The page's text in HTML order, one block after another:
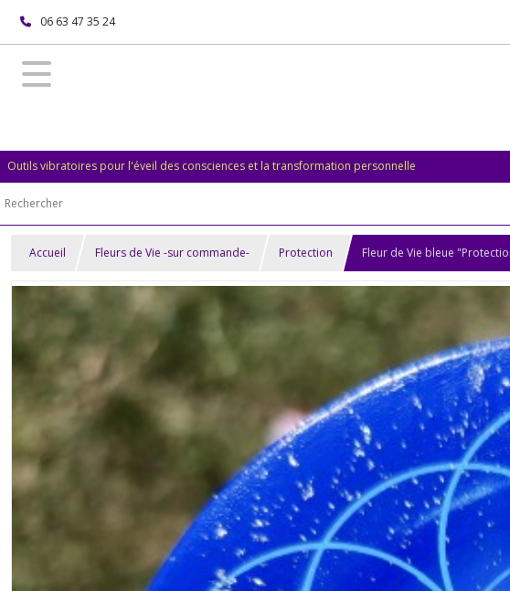
06 63 47 35 24
Outils vibratoires pour l'éveil des consciences et la transformation personnelle
Accueil Fleurs de Vie -sur commande- Protection Fleur de Vie bleue